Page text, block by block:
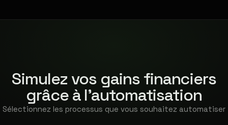
Simulez vos gains financiers
grâce à l'automatisation
Sélectionnez les processus que vous souhaitez automatiser